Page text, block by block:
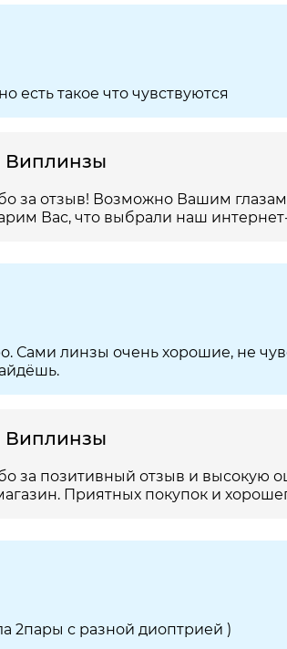
есть такое что чувствуются
Виплинзы
за отзыв! Возможно Вашим
Вас, что выбрали наш
Сами линзы очень хорошие, не
Виплинзы
за позитивный отзыв и высокую
Приятных покупок и
2пары с разной диоптрией )